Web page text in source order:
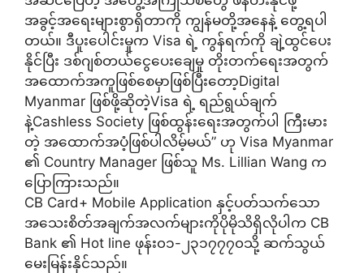
အခွင့်အရေးများစွာရှိတာကို ကျွန်မတို့အနေနဲ့ တွေ့ရပါ
တယ်။ ဒီပူးပေါင်းမှုက Visa ရဲ့ ကွန်ရက်ကို ချဲ့ထွင်ပေး
နိုင်ပြီး ဒစ်ဂျစ်တယ်ငွေပေးချေမှု တိုးတက်ရေးအတွက်
အထောက်အကူဖြစ်စေမှာဖြစ်ပြီးတော့Digital
Myanmar ဖြစ်ဖို့ဆိုတဲ့Visa ရဲ့ ရည်ရွယ်ချက်
နဲ့Cashless Society ဖြစ်ထွန်းရေးအတွက်ပါ ကြီးမား
တဲ့ အထောက်အပံ့ဖြစ်ပါလိမ့်မယ်” ဟု Visa Myanmar
၏ Country Manager ဖြစ်သူ Ms. Lillian Wang က
ပြောကြားသည်။
CB Card+ Mobile Application နှင့်ပတ်သက်သော
အသေးစိတ်အချက်အလက်များကိုပိုမိုသိရှိလိုပါက CB
Bank ၏ Hot line ဖုန်း၀၁-၂၃၁၇၇၇၀သို့ ဆက်သွယ်
မေးမြန်းနိုင်သည်။